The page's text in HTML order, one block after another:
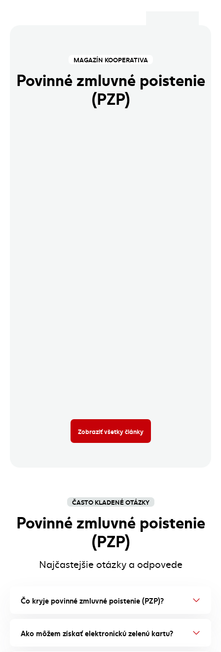
MAGAZÍN KOOPERATIVA
Povinné zmluvné poistenie
(PZP)
Zobraziť všetky články
ČASTO KLADENÉ OTÁZKY
Povinné zmluvné poistenie
(PZP)
Najčastejšie otázky a odpovede
Čo kryje povinné zmluvné poistenie (PZP)?
Ako môžem získať elektronickú zelenú kartu?